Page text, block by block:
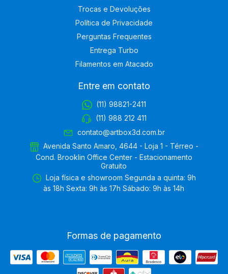
Trocas e Devoluções
Política de Privacidade
Perguntas Frequentes
Entrega Turbo
Filamentos em Atacado
Entre em contato
(11) 98821-2411
(11) 988 212 411
contato@artbox3d.com.br
Avenida Santo Amaro, 4644 - Loja 1 - Térreo -
Cond. Brooklin Office Center - Estacionamento
Gratuito
Loja física e showroom Segunda a quinta: 9h
às 18h Sexta: 9h às 17h Sábado: 9h às 14h
Formas de pagamento